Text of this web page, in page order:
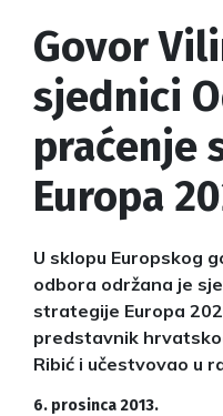
Govor
sjednici
praćenje
Europa
U sklopu Europskog
odbora održana je
strategije Europa
predstavnik
Ribić i učestvovao u
6. prosinca 2013.